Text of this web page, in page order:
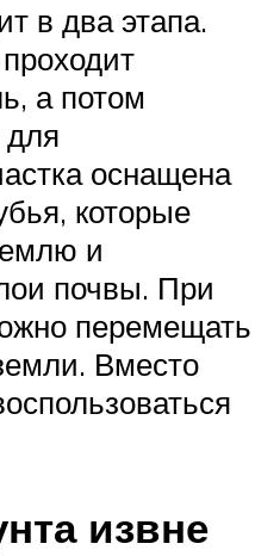
в два этапа.
а потом
для
оснащена
которые
и
почвы. При
перемещать
Вместо
извне